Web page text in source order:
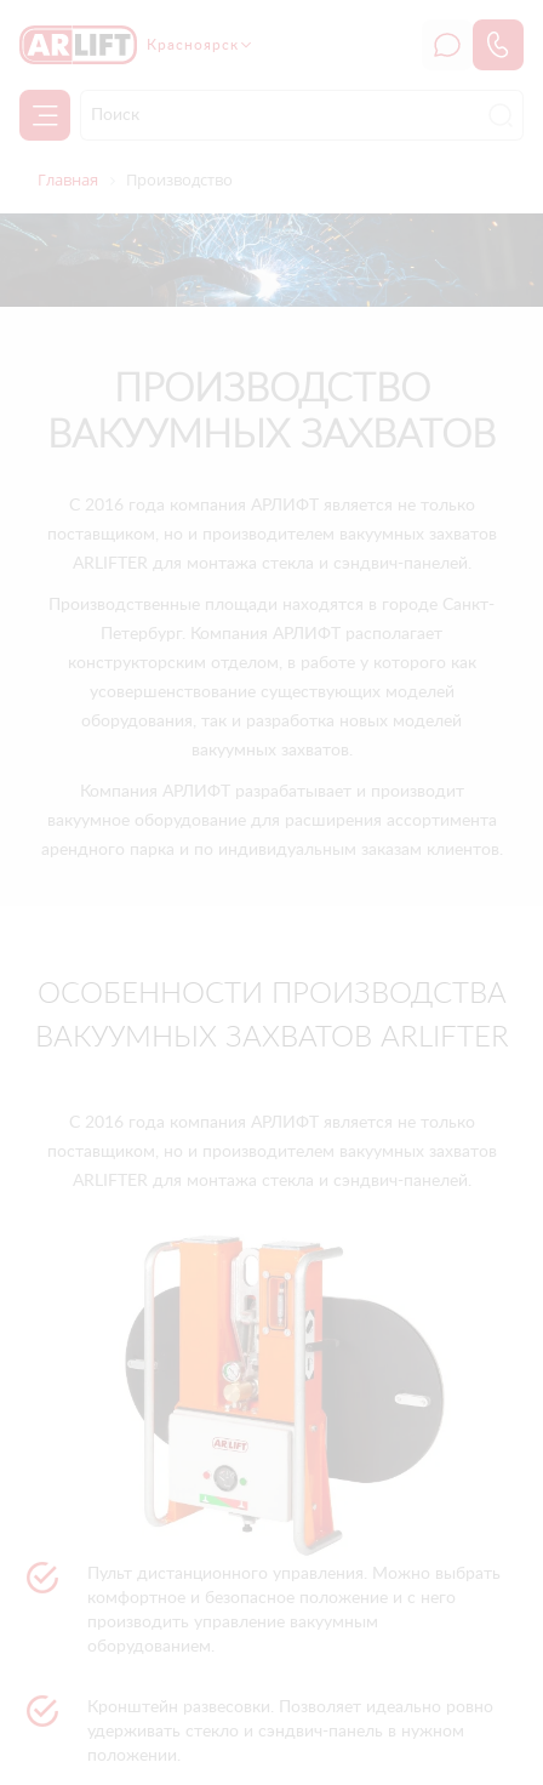
Красноярск
Главная Производство
ПРОИЗВОДСТВО
ВАКУУМНЫХ ЗАХВАТОВ
С 2016 года компания АРЛИФТ является не только
поставщиком, но и производителем вакуумных захватов
ARLIFTER для монтажа стекла и сэндвич-панелей.
Производственные площади находятся в городе Санкт-
Петербург. Компания АРЛИФТ располагает
конструкторским отделом, в работе у которого как
усовершенствование существующих моделей
оборудования, так и разработка новых моделей
вакуумных захватов.
Компания АРЛИФТ разрабатывает и производит
вакуумное оборудование для расширения ассортимента
арендного парка и по индивидуальным заказам клиентов.
ОСОБЕННОСТИ ПРОИЗВОДСТВА
ВАКУУМНЫХ ЗАХВАТОВ ARLIFTER
С 2016 года компания АРЛИФТ является не только
поставщиком, но и производителем вакуумных захватов
ARLIFTER для монтажа стекла и сэндвич-панелей.
Пульт дистанционного управления. Можно выбрать
комфортное и безопасное положение и с него
производить управление вакуумным
оборудованием.
Кронштейн развесовки. Позволяет идеально ровно
удерживать стекло и сэндвич-панель в нужном
положении.